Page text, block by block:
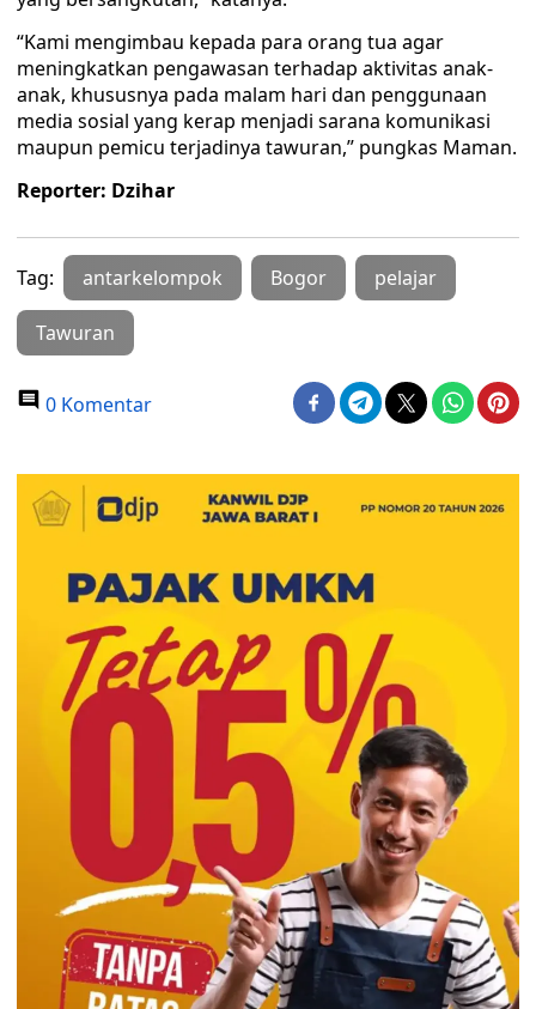
“Kami mengimbau kepada para orang tua agar
meningkatkan pengawasan terhadap aktivitas anak-
anak, khususnya pada malam hari dan penggunaan
media sosial yang kerap menjadi sarana komunikasi
maupun pemicu terjadinya tawuran,” pungkas Maman.
Reporter: Dzihar
Tag: antarkelompok Bogor pelajar
Tawuran
0 Komentar